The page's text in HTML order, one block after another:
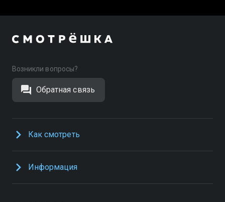
Возникли вопросы?
Обратная связь
Как смотреть
Информация